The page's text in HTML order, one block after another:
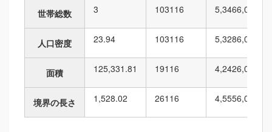
世帯総数 3 103116 5,3466,010
人口密度 23.94 103116 5,3286,010
面積 125,331.81 19116 4,2426,010
境界の長さ 1,528.02 26116 4,5556,010